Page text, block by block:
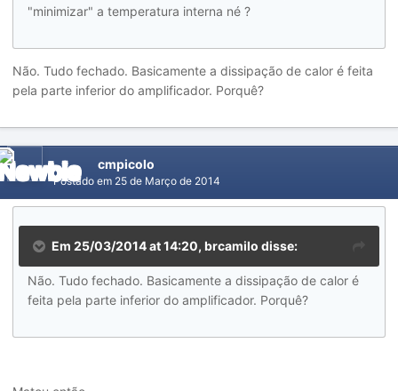
"minimizar" a temperatura interna né ?
Não. Tudo fechado. Basicamente a dissipação de calor é feita
pela parte inferior do amplificador. Porquê?
cmpicolo
Postado em 25 de Março de 2014
Em 25/03/2014 at 14:20, brcamilo disse:
Não. Tudo fechado. Basicamente a dissipação de calor é
feita pela parte inferior do amplificador. Porquê?